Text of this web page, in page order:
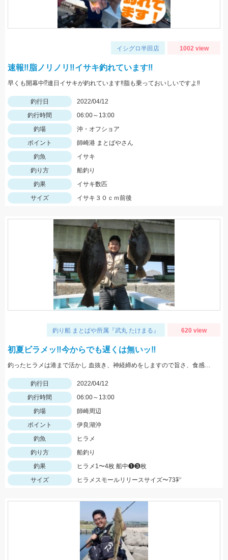
イシグロ半田店 1002 view
速報‼脂ノリノリ‼イサキ釣れています‼
早くも開幕中⁉連日イサキが釣れています‼脂も乗っておいしいですよ‼
釣行日
2022/04/12
釣行時間
06:00～13:00
釣場
沖・オフショア
ポイント
師崎港 まとばやさん
釣魚
イサキ
釣り方
船釣り
釣果
イサキ数匹
サイズ
イサキ３０ｃｍ前後
釣り船 まとばや所属『武丸 たけまる』 620 view
初夏ビラメッ‼︎今からでも遅くは無いッ‼︎
釣ったヒラメは港まで活かし 血抜き、神経締めをしますので旨さ、食感が違い過ぎますッ‼︎
釣行日
2022/04/12
釣行時間
06:00～13:00
釣場
師崎周辺
ポイント
伊良湖沖
釣魚
ヒラメ
釣り方
船釣り
釣果
ヒラメ1〜4枚 船中❶❸枚
サイズ
ヒラメスモールリリースサイズ〜73㌢